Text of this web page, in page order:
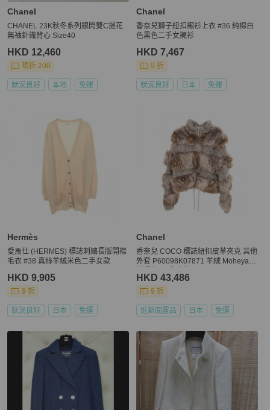
Chanel
CHANEL 23K秋冬系列銀閃雙C提花
無袖針織背心 Size40
HKD 12,460
現折 200
狀況良好 本地 免運
Chanel
香奈兒獅子紐扣襯衫上衣 #36 純棉白
色黑色二手女襯衫
HKD 7,467
9 折
狀況良好 日本 免運
Hermès
愛馬仕 (HERMES) 標誌刺繡長版開襟
毛衣 #38 真絲羊絨米色二手女款
HKD 9,905
9 折
狀況良好 日本 免運
Chanel
香奈兒 COCO 標誌紐扣皮草夾克 其他
外套 P60098K07871 羊絨 Moheya
HKD 43,486
9 折
近新閒置品 日本 免運